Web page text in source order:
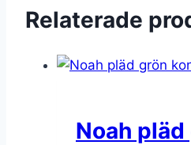
Relaterade
Noah pläd